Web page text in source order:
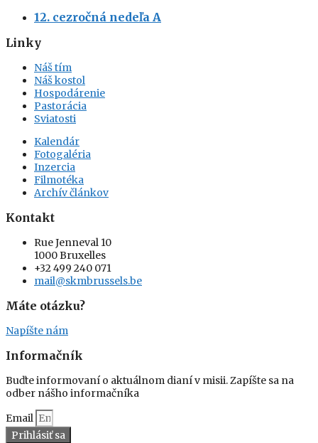
12. cezročná nedeľa A
Linky
Náš tím
Náš kostol
Hospodárenie
Pastorácia
Sviatosti
Kalendár
Fotogaléria
Inzercia
Filmotéka
Archív článkov
Kontakt
Rue Jenneval 10
1000 Bruxelles
+32 499 240 071
mail@skmbrussels.be
Máte otázku?
Napíšte nám
Informačník
Buďte informovaní o aktuálnom dianí v misii. Zapíšte sa na
odber nášho informačníka
Email
Prihlásiť sa